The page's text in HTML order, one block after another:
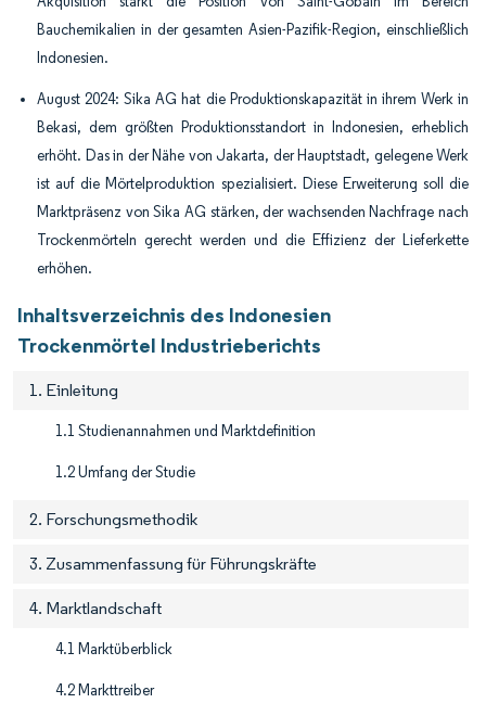
Bauchemikalien in der gesamten Asien-Pazifik-Region, einschließlich
Indonesien.
August 2024: Sika AG hat die Produktionskapazität in ihrem Werk in
Bekasi, dem größten Produktionsstandort in Indonesien, erheblich
erhöht. Das in der Nähe von Jakarta, der Hauptstadt, gelegene Werk
ist auf die Mörtelproduktion spezialisiert. Diese Erweiterung soll die
Marktpräsenz von Sika AG stärken, der wachsenden Nachfrage nach
Trockenmörteln gerecht werden und die Effizienz der Lieferkette
erhöhen.
Inhaltsverzeichnis des Indonesien
Trockenmörtel Industrieberichts
1. Einleitung
1.1 Studienannahmen und Marktdefinition
1.2 Umfang der Studie
2. Forschungsmethodik
3. Zusammenfassung für Führungskräfte
4. Marktlandschaft
4.1 Marktüberblick
4.2 Markttreiber